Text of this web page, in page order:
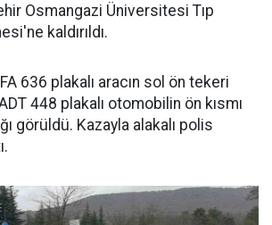
Osmangazi Üniversitesi Tıp
kaldırıldı.
636 plakalı aracın sol ön tekeri
448 plakalı otomobilin ön kısmı
görüldü. Kazayla alakalı polis